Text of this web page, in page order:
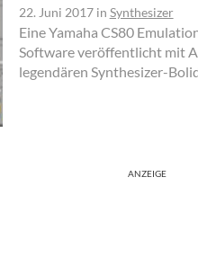
22. Juni 2017in Synthesizer
Eine Yamaha CS80
Software veröffentlicht mit
legendären Synthesizer-
ANZEIGE